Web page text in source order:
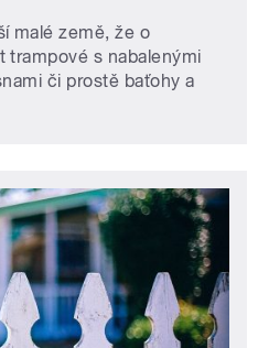
malé země, že o
trampové s nabalenými
či prostě baťohy a